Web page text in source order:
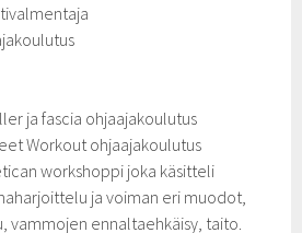
ja fascia ohjaajakoulutus
Workout ohjaajakoulutus
workshoppi joka käsitteli
ja voiman eri muodot,
vammojen ennaltaehkäisy, taito.